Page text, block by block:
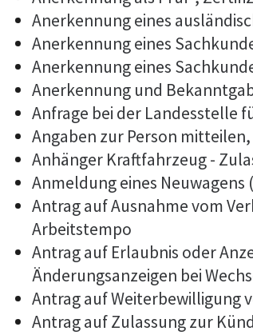
Anerkennung eines
Anerkennung eines
Anerkennung eines
Anerkennung und
Anfrage bei der Landesstelle
Angaben zur Person
Anhänger Kraftfahrzeug -
Anmeldung eines Neuwagens
Antrag auf Ausnahme vom
Arbeitstempo
Antrag auf Erlaubnis oder
Änderungsanzeigen bei
Antrag auf Weiterbewilligung
Antrag auf Zulassung zur